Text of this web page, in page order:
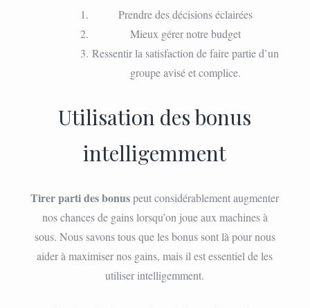
Prendre des décisions éclairées
Mieux gérer notre budget
Ressentir la satisfaction de faire partie d’un
groupe avisé et complice.
Utilisation des bonus
intelligemment
Tirer parti des bonuspeut considérablement augmenter
nos chances de gains lorsqu’on joue aux machines à
sous. Nous savons tous que les bonus sont là pour nous
aider à maximiser nos gains, mais il est essentiel de les
utiliser intelligemment.